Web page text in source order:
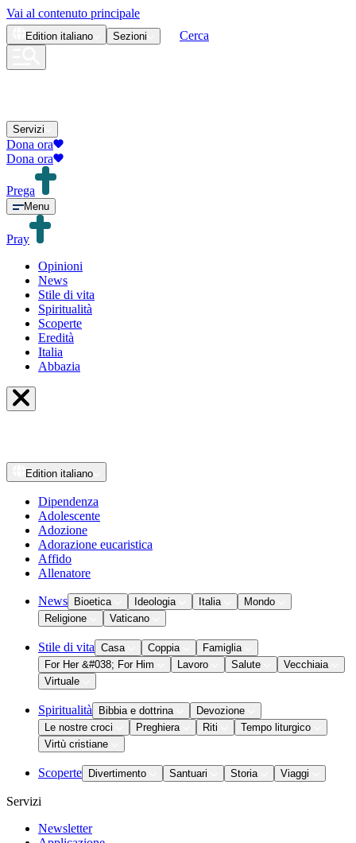
Vai al contenuto principale
Edition italiano Sezioni Cerca
Servizi
Dona ora
Dona ora
Prega
Menu
Pray
Opinioni
News
Stile di vita
Spiritualità
Scoperte
Eredità
Italia
Abbazia
Edition italiano
Dipendenza
Adolescente
Adozione
Adorazione eucaristica
Affido
Allenatore
News Bioetica Ideologia Italia
Mondo
Religione
Vaticano
Stile di vita Casa Coppia
Famiglia
For Her &#038; For Him
Lavoro Salute
Vecchiaia
Virtuale
Spiritualità Bibbia e dottrina
Devozione
Le nostre croci
Preghiera Riti
Tempo liturgico
Virtù cristiane
Scoperte Divertimento Santuari Storia Viaggi
Servizi
Newsletter